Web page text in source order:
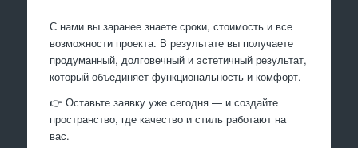
С нами вы заранее знаете сроки, стоимость и все
возможности проекта. В результате вы получаете
продуманный, долговечный и эстетичный результат,
который объединяет функциональность и комфорт.
👉 Оставьте заявку уже сегодня — и создайте
пространство, где качество и стиль работают на
вас.